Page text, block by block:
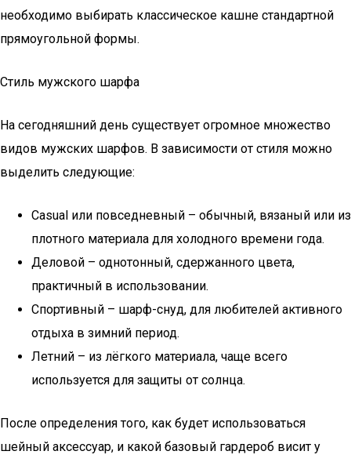
необходимо выбирать классическое кашне стандартной
прямоугольной формы.
Стиль мужского шарфа
На сегодняшний день существует огромное множество
видов мужских шарфов. В зависимости от стиля можно
выделить следующие:
Casual или повседневный – обычный, вязаный или из
плотного материала для холодного времени года.
Деловой – однотонный, сдержанного цвета,
практичный в использовании.
Спортивный – шарф-снуд, для любителей активного
отдыха в зимний период.
Летний – из лёгкого материала, чаще всего
используется для защиты от солнца.
После определения того, как будет использоваться
шейный аксессуар, и какой базовый гардероб висит у